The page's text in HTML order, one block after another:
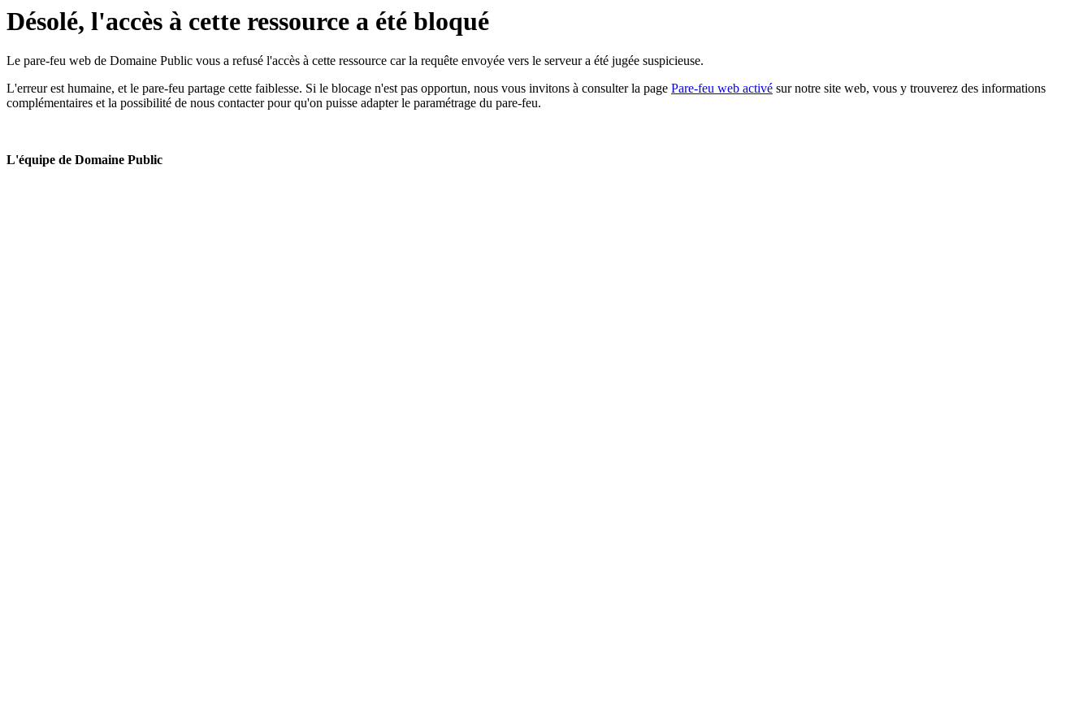
Désolé, l'accès à cette ressource a été bloqué
Le pare-feu web de Domaine Public vous a refusé l'accès à cette ressource car la requête envoyée vers le serveur a été jugée suspicieuse.
L'erreur est humaine, et le pare-feu partage cette faiblesse. Si le blocage n'est pas opportun, nous vous invitons à consulter la page Pare-feu web activé sur notre site web, vous y trouverez des informations
complémentaires et la possibilité de nous contacter pour qu'on puisse adapter le paramétrage du pare-feu.
L'équipe de Domaine Public